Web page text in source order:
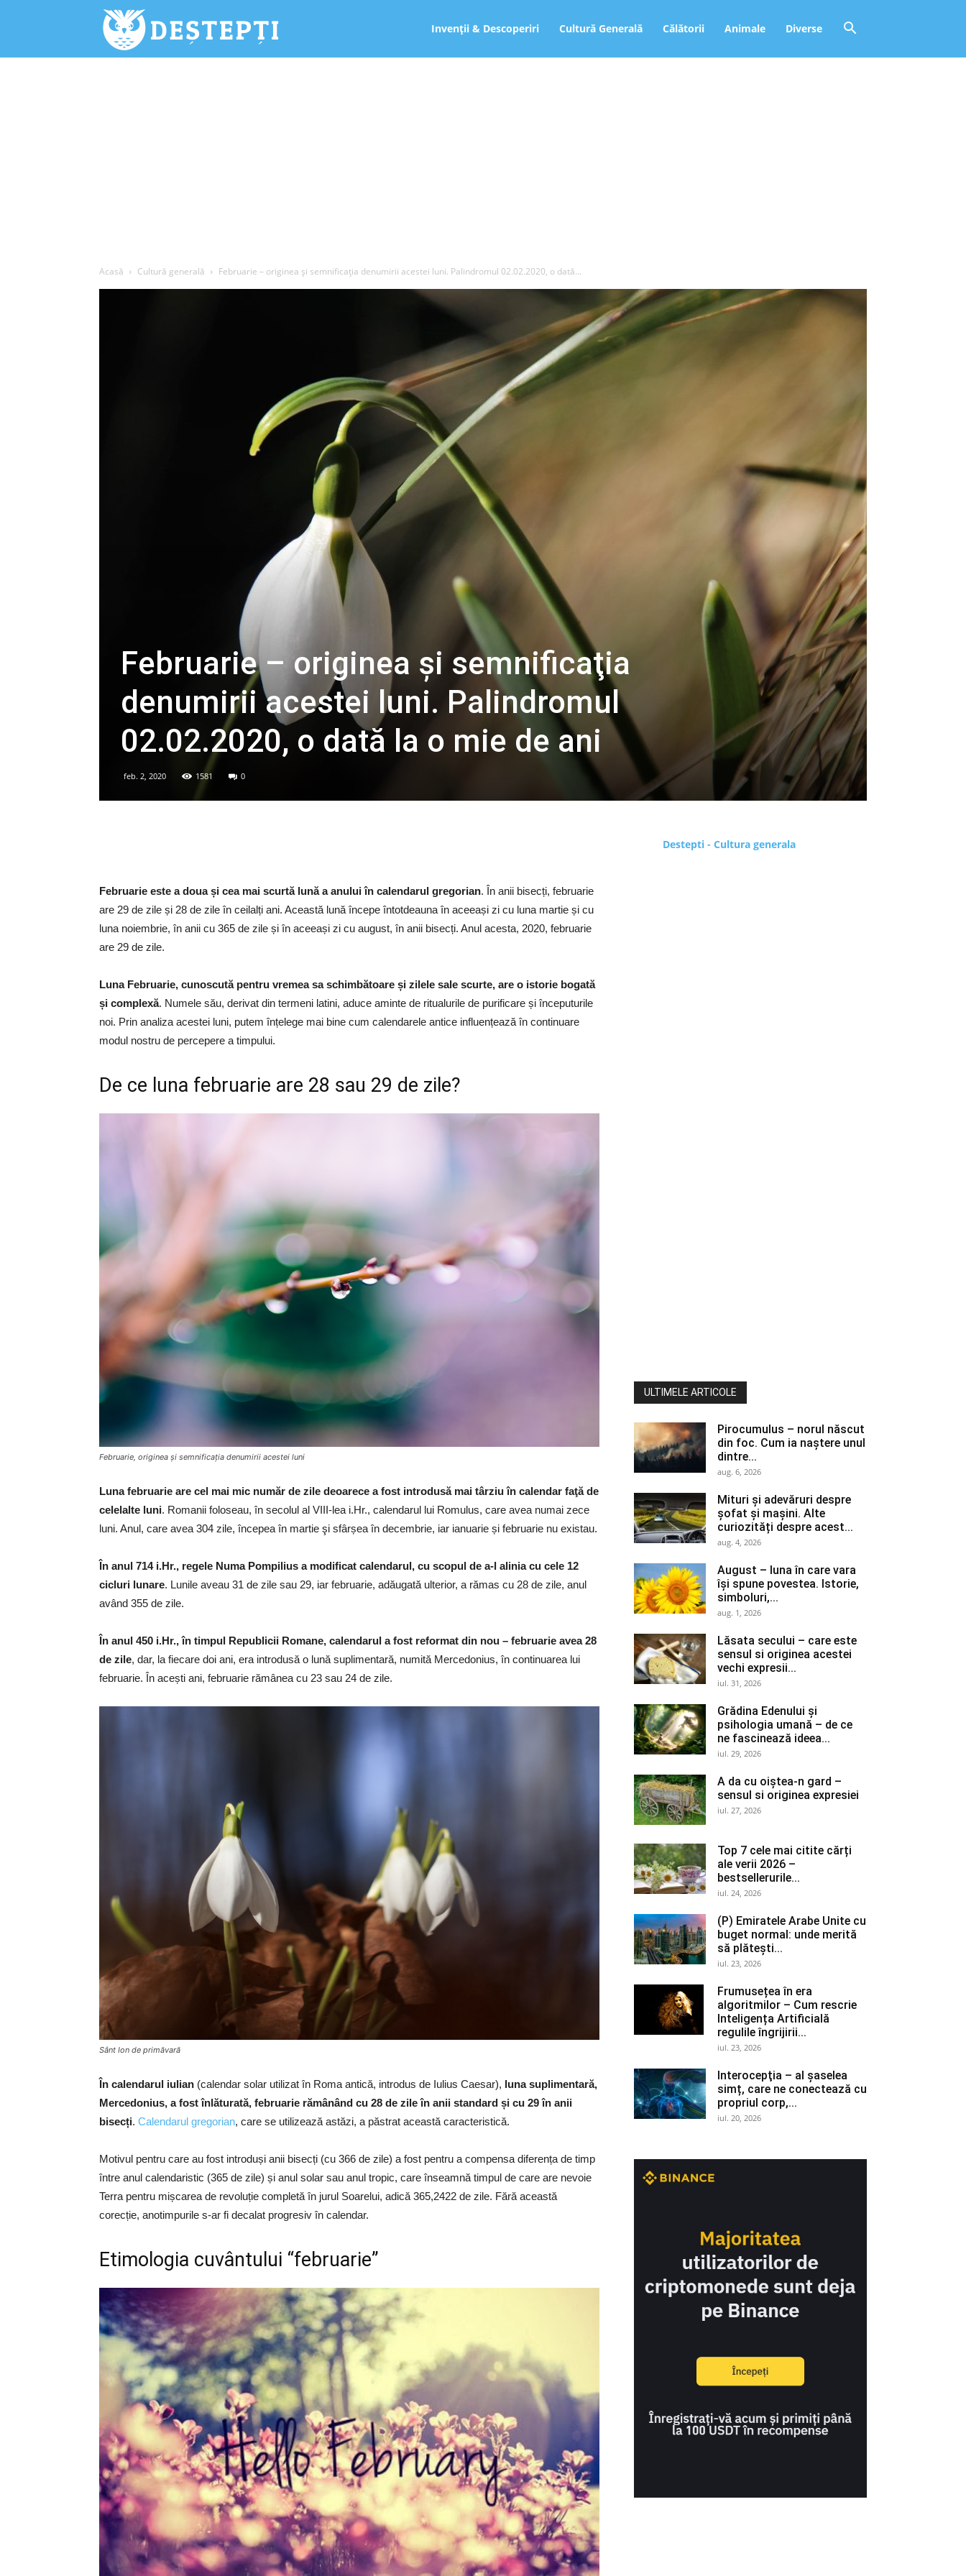
Deștepți.ro Invenții & Descoperiri Cultură Generală Călătorii Animale Diverse
Acasă Cultură generală Februarie – originea şi semnificaţia denumirii acestei luni. Palindromul 02.02.2020, o dată...
Februarie – originea şi semnificaţia
denumirii acestei luni. Palindromul
02.02.2020, o dată la o mie de ani
feb. 2, 2020 1581 0
Februarie este a doua și cea mai scurtă lună a anului în calendarul gregorian. În anii bisecți, februarie
are 29 de zile și 28 de zile în ceilalți ani. Această lună începe întotdeauna în aceeași zi cu luna martie și cu
luna noiembrie, în anii cu 365 de zile și în aceeași zi cu august, în anii bisecți. Anul acesta, 2020, februarie
are 29 de zile.
Luna Februarie, cunoscută pentru vremea sa schimbătoare și zilele sale scurte, are o istorie bogată
și complexă. Numele său, derivat din termeni latini, aduce aminte de ritualurile de purificare și începuturile
noi. Prin analiza acestei luni, putem înțelege mai bine cum calendarele antice influențează în continuare
modul nostru de percepere a timpului.
De ce luna februarie are 28 sau 29 de zile?
Februarie, originea şi semnificaţia denumirii acestei luni
Luna februarie are cel mai mic număr de zile deoarece a fost introdusă mai târziu în calendar faţă de
celelalte luni. Romanii foloseau, în secolul al VIII-lea i.Hr., calendarul lui Romulus, care avea numai zece
luni. Anul, care avea 304 zile, începea în martie şi sfârșea în decembrie, iar ianuarie și februarie nu existau.
În anul 714 i.Hr., regele Numa Pompilius a modificat calendarul, cu scopul de a-l alinia cu cele 12
cicluri lunare. Lunile aveau 31 de zile sau 29, iar februarie, adăugată ulterior, a rămas cu 28 de zile, anul
având 355 de zile.
În anul 450 i.Hr., în timpul Republicii Romane, calendarul a fost reformat din nou – februarie avea 28
de zile, dar, la fiecare doi ani, era introdusă o lună suplimentară, numită Mercedonius, în continuarea lui
februarie. În acești ani, februarie rămânea cu 23 sau 24 de zile.
Sânt Ion de primăvară
În calendarul iulian (calendar solar utilizat în Roma antică, introdus de Iulius Caesar), luna suplimentară,
Mercedonius, a fost înlăturată, februarie rămânând cu 28 de zile în anii standard și cu 29 în anii
bisecți. Calendarul gregorian, care se utilizează astăzi, a păstrat această caracteristică.
Motivul pentru care au fost introduși anii bisecți (cu 366 de zile) a fost pentru a compensa diferența de timp
între anul calendaristic (365 de zile) și anul solar sau anul tropic, care înseamnă timpul de care are nevoie
Terra pentru mișcarea de revoluție completă în jurul Soarelui, adică 365,2422 de zile. Fără această
corecție, anotimpurile s-ar fi decalat progresiv în calendar.
Etimologia cuvântului “februarie”
Destepti - Cultura generala
ULTIMELE ARTICOLE
Pirocumulus – norul născut
din foc. Cum ia naștere unul
dintre...
aug. 6, 2026
Mituri și adevăruri despre
șofat și mașini. Alte
curiozități despre acest...
aug. 4, 2026
August – luna în care vara
își spune povestea. Istorie,
simboluri,...
aug. 1, 2026
Lăsata secului – care este
sensul si originea acestei
vechi expresii...
iul. 31, 2026
Grădina Edenului și
psihologia umană – de ce
ne fascinează ideea...
iul. 29, 2026
A da cu oiștea-n gard –
sensul si originea expresiei
iul. 27, 2026
Top 7 cele mai citite cărți
ale verii 2026 –
bestsellerurile...
iul. 24, 2026
(P) Emiratele Arabe Unite cu
buget normal: unde merită
să plătești...
iul. 23, 2026
Frumusețea în era
algoritmilor – Cum rescrie
Inteligența Artificială
regulile îngrijirii...
iul. 23, 2026
Interocepţia – al șaselea
simț, care ne conectează cu
propriul corp,...
iul. 20, 2026